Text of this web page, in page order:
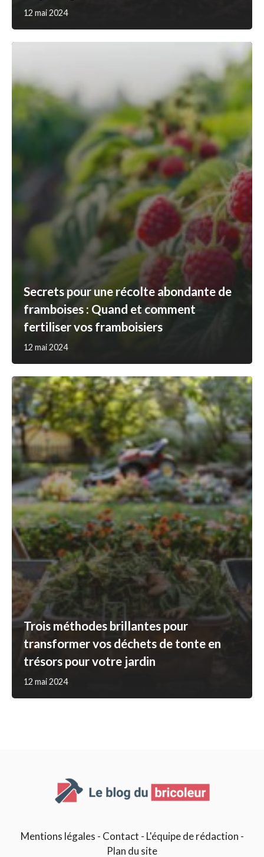
12 mai 2024
Secrets pour une récolte abondante de
framboises : Quand et comment
fertiliser vos framboisiers
12 mai 2024
Trois méthodes brillantes pour
transformer vos déchets de tonte en
trésors pour votre jardin
12 mai 2024
Mentions légales - Contact - L'équipe de rédaction -
Plan du site